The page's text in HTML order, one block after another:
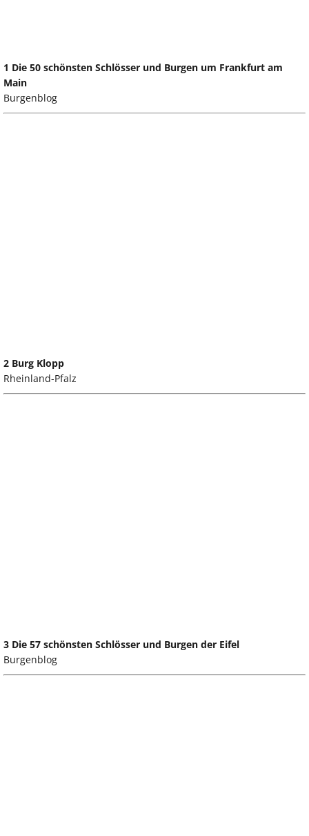
1 Die 50 schönsten Schlösser und Burgen um Frankfurt am
Main
Burgenblog
2 Burg Klopp
Rheinland-Pfalz
3 Die 57 schönsten Schlösser und Burgen der Eifel
Burgenblog